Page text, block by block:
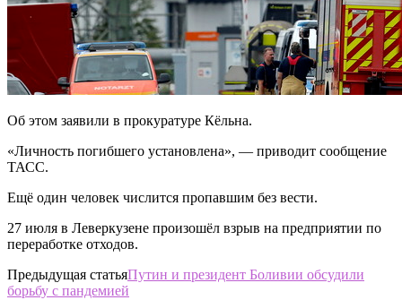
Об этом заявили в прокуратуре Кёльна.
«Личность погибшего установлена», — приводит сообщение
ТАСС.
Ещё один человек числится пропавшим без вести.
27 июля в Леверкузене произошёл взрыв на предприятии по
переработке отходов.
Предыдущая статьяПутин и президент Боливии обсудили
борьбу с пандемией